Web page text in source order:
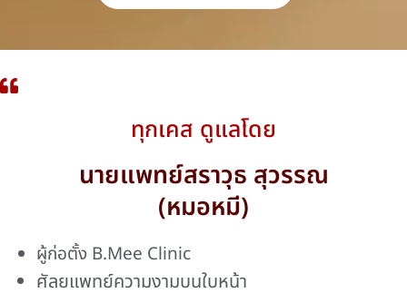
ทุกเคส ดูแลโดย
นายแพทย์สราวุธ สุวรรณ
(หมอหมี)
ผู้ก่อตั้ง B.Mee Clinic
ศัลยแพทย์ความงามบนใบหน้า